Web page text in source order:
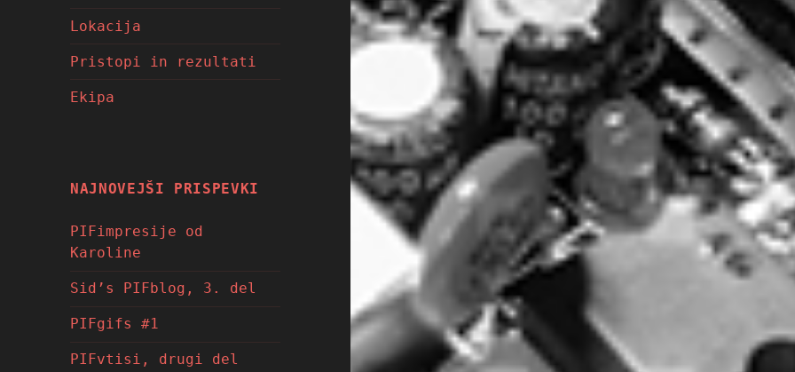
Lokacija
Pristopi in rezultati
Ekipa
NAJNOVEJŠI PRISPEVKI
PIFimpresije od
Karoline
Sid’s PIFblog, 3. del
PIFgifs #1
PIFvtisi, drugi del